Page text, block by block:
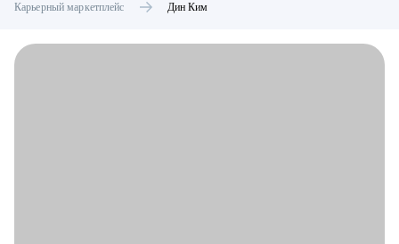
Карьерный маркетплейс Дин Ким